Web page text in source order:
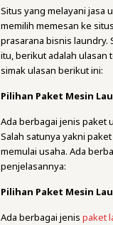
Situs yang melayani jasa
memilih memesan ke
prasarana bisnis laundry.
itu, berikut adalah ulasan
simak ulasan berikut ini:
Pilihan Paket Mesin
Ada berbagai jenis paket
Salah satunya yakni
memulai usaha. Ada
penjelasannya:
Pilihan Paket Mesin
Ada berbagai jenispaket